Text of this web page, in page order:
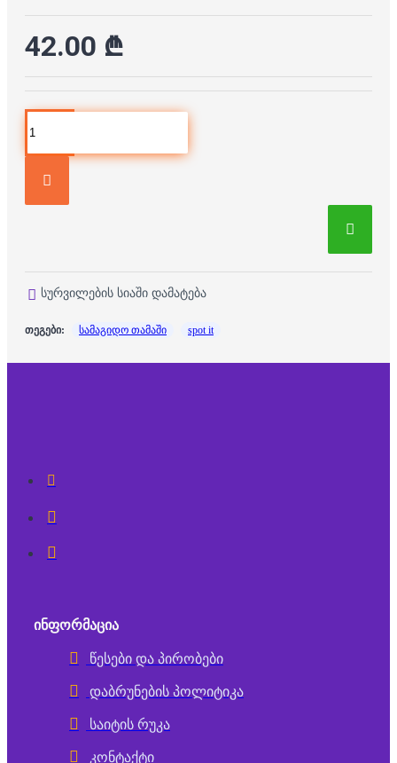
42.00 ₾
სურვილების სიაში დამატება
თეგები: სამაგიდო თამაში spot it
ᲘᲜᲤᲝᲠᲛᲐᲪᲘᲐ
წესები და პირობები
დაბრუნების პოლიტიკა
საიტის რუკა
კონტაქტი